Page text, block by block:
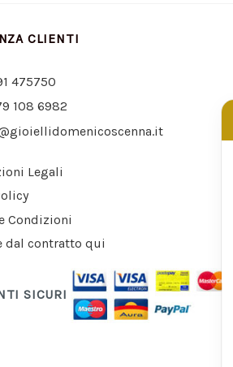
CLIENTI
475750
108 6982
Legali
Condizioni
dal contratto qui
SICURI